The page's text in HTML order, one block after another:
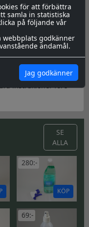
för att förbättra
samla in statistiska
på följande vår
webbplats godkänner
ändamål.
Jag godkänner
skärs ut i en 8-årig
på de flesta plana
montage med
dekalen, och
tas bort efter
dekalen.
här
instrukioner före
SE
ALLA
280:-
KÖP
69:-